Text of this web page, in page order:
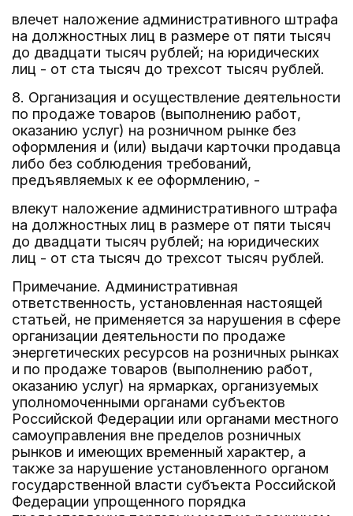
влечет наложение административного штрафа
на должностных лиц в размере от пяти тысяч
до двадцати тысяч рублей; на юридических
лиц - от ста тысяч до трехсот тысяч рублей.
8. Организация и осуществление деятельности
по продаже товаров (выполнению работ,
оказанию услуг) на розничном рынке без
оформления и (или) выдачи карточки продавца
либо без соблюдения требований,
предъявляемых к ее оформлению, -
влекут наложение административного штрафа
на должностных лиц в размере от пяти тысяч
до двадцати тысяч рублей; на юридических
лиц - от ста тысяч до трехсот тысяч рублей.
Примечание. Административная
ответственность, установленная настоящей
статьей, не применяется за нарушения в сфере
организации деятельности по продаже
энергетических ресурсов на розничных рынках
и по продаже товаров (выполнению работ,
оказанию услуг) на ярмарках, организуемых
уполномоченными органами субъектов
Российской Федерации или органами местного
самоуправления вне пределов розничных
рынков и имеющих временный характер, а
также за нарушение установленного органом
государственной власти субъекта Российской
Федерации упрощенного порядка